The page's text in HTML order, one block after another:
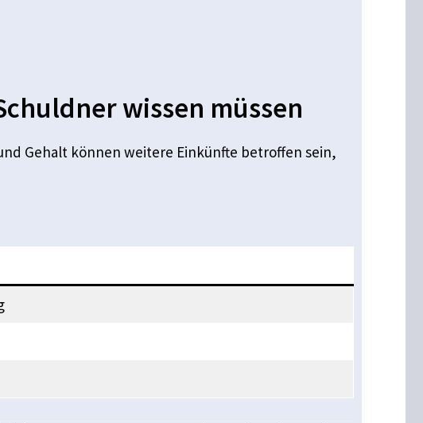
wissen müssen
Gehalt können weitere Einkünfte betroffen sein,